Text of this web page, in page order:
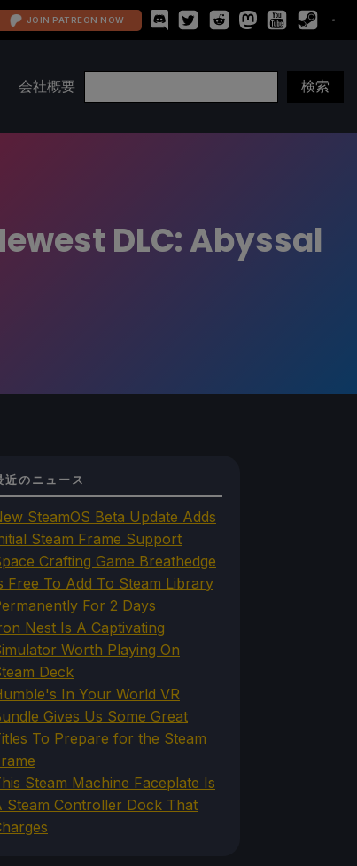
JOIN PATREON NOW
会社概要
DLC: Abyssal
近のニュース
SteamOS Beta Update Adds
Steam Frame Support
Crafting Game Breathedge
Free To Add To Steam Library
For 2 Days
Nest Is A Captivating
Worth Playing On
Deck
In Your World VR
Gives Us Some Great
To Prepare for the Steam
Steam Machine Faceplate Is
Steam Controller Dock That